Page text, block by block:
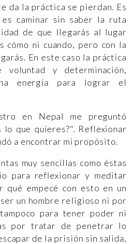
da la práctica se pierdan. Es
caminar sin saber la ruta
de que llegarás al lugar
cómo ni cuando, pero con la
En este caso la práctica
y determinación,
energía para lograr el
en Nepal me preguntó
lo que quieres?". Reflexionar
a encontrar mi propósito.
muy sencillas como éstas
para reflexionar y meditar
qué empecé con esto en un
un hombre religioso ni por
para tener poder ni
por tratar de penetrar lo
de la prisión sin salida,